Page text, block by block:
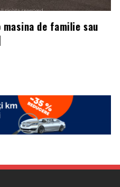
masina de familie sau